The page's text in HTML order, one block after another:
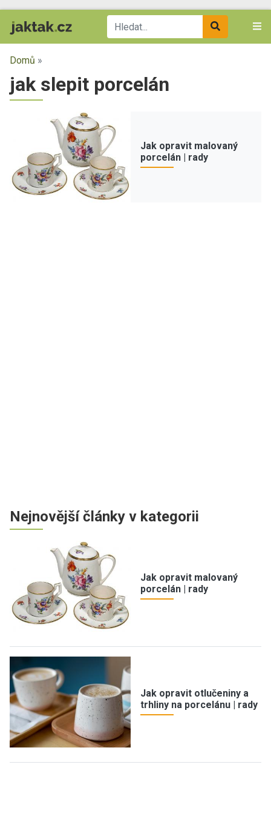
Domů »
jak slepit porcelán
Jak opravit malovaný
porcelán | rady
Nejnovější články v kategorii
Jak opravit malovaný
porcelán | rady
Jak opravit otlučeniny a
trhliny na porcelánu | rady